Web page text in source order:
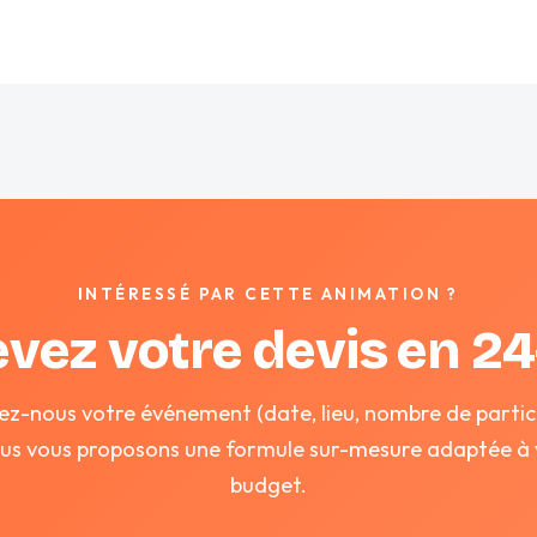
INTÉRESSÉ PAR CETTE ANIMATION ?
votre devis en
nous votre événement (date, lieu, nombre de
vous proposons une formule sur-mesure adaptée
budget.